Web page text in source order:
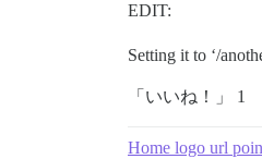
EDIT:
Setting it to ‘/
「いいね！」 1
Home logo url